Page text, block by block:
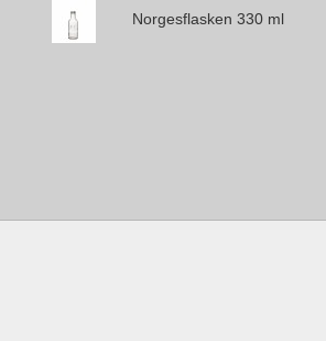
Norgesflasken 330 ml